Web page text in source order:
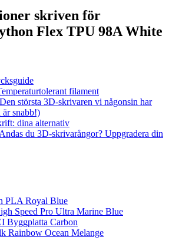
skriven för
Flex TPU 98A White
filament
största 3D-skrivaren vi någonsin har
är snabb!)
dina alternativ
du 3D-skrivarångor? Uppgradera din
PLA Royal Blue
Speed Pro Ultra Marine Blue
Byggplatta Carbon
Rainbow Ocean Melange